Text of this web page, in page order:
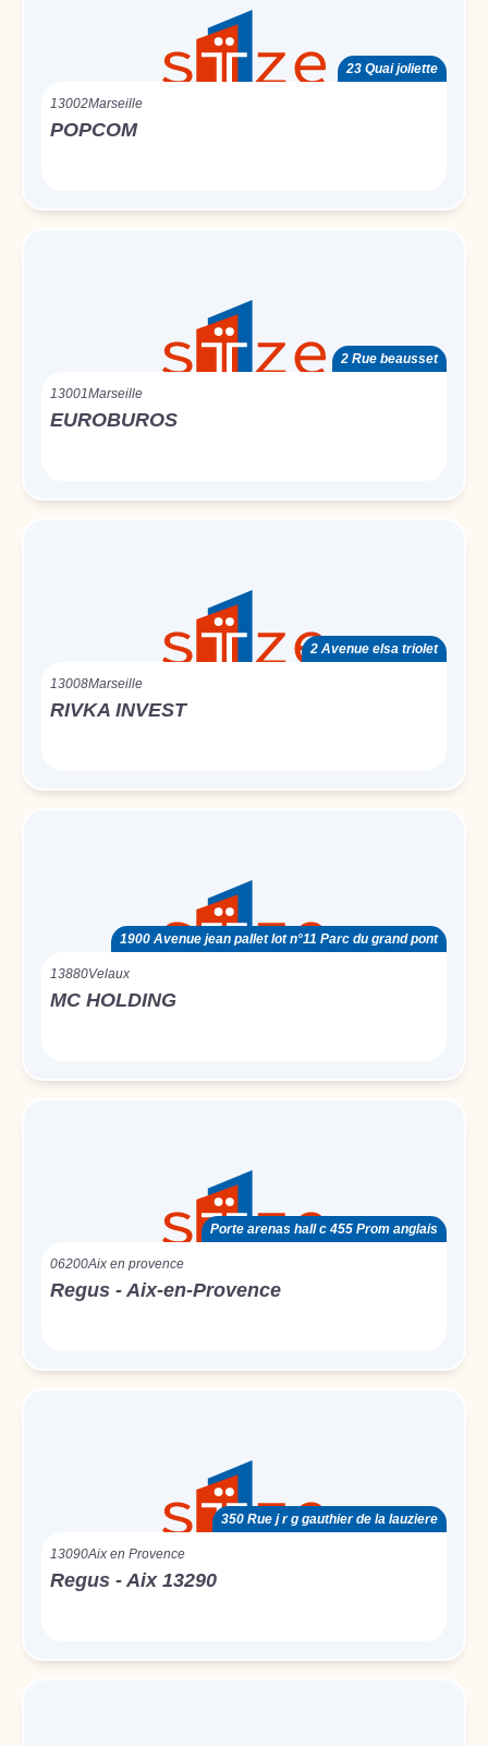
23 Quai joliette
13002Marseille
POPCOM
2 Rue beausset
13001Marseille
EUROBUROS
2 Avenue elsa triolet
13008Marseille
RIVKA INVEST
1900 Avenue jean pallet lot n°11 Parc du grand pont
13880Velaux
MC HOLDING
Porte arenas hall c 455 Prom anglais
06200Aix en provence
Regus - Aix-en-Provence
350 Rue j r g gauthier de la lauziere
13090Aix en Provence
Regus - Aix 13290